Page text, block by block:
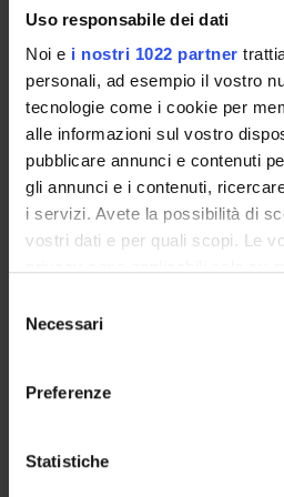
Uso responsabile dei dati
Noi e i nostri 1022 partner
personali, ad esempio il vostro
tecnologie come i cookie per
alle informazioni sul vostro
pubblicare annunci e contenuti
gli annunci e i contenuti,
i servizi. Avete la possibilità di
vostri dati e per quali scopi. Le
modificare o revocare il proprio
momento dalla Dichiarazione
raccogliere informazioni
geografica, con
delNecessari
Preferenze
Statistiche
ORGANISATION
GOVERNANCE
COMMITTEES
DEPARTMENT
LIBRARIES